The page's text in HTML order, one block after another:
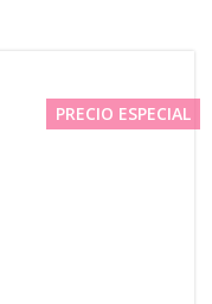
PRECIO ESPECIAL